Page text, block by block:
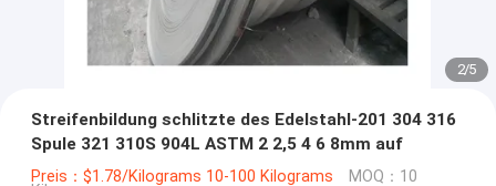
2/5
Streifenbildung schlitzte des Edelstahl-201 304 316
Spule 321 310S 904L ASTM 2 2,5 4 6 8mm auf
Preis：$1.78/Kilograms 10-100 Kilograms MOQ：10